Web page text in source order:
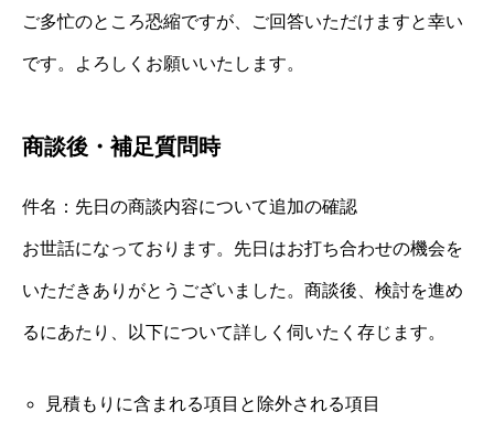
ご多忙のところ恐縮ですが、ご回答いただけますと幸い
です。よろしくお願いいたします。
商談後・補足質問時
件名：先日の商談内容について追加の確認
お世話になっております。先日はお打ち合わせの機会を
いただきありがとうございました。商談後、検討を進め
るにあたり、以下について詳しく伺いたく存じます。
見積もりに含まれる項目と除外される項目